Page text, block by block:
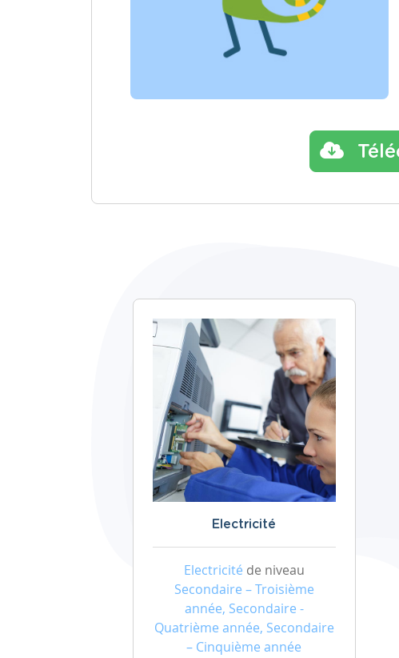
Electricité
Electricité de niveau
Secondaire – Troisième
année, Secondaire -
Quatrième année, Secondaire
– Cinquième année